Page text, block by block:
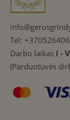
Tel:
Darbo laikas I -
(Parduotuvės